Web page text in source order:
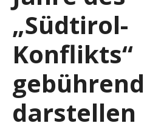
„Südtirol-
Konflikts“
gebührend
darstellen